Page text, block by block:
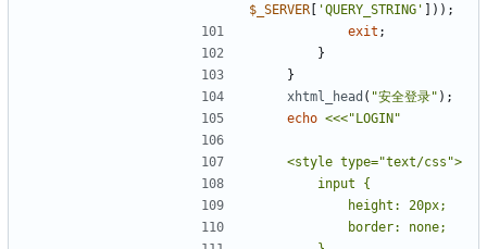
$_SERVER [ 'QUERY_STRING' ]));
exit ;
}
}
xhtml_head ( "安全登录" );
echo <<<"LOGIN